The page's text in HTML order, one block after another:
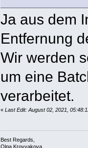
Ja aus dem
Entfernung
Wir werden
um eine
verarbeitet.
« Last Edit: August 02, 2021,
Best Regards,
Olga Krovyakova